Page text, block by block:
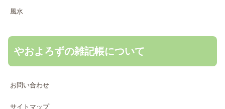
風水
やおよろずの雑記帳について
お問い合わせ
サイトマップ